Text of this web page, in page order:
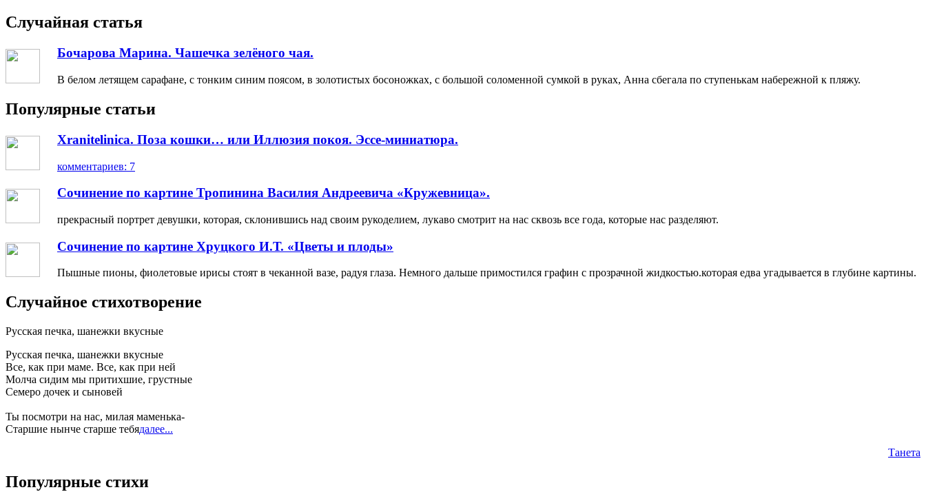
Случайная статья
Бочарова Марина. Чашечка зелёного чая.
В белом летящем сарафане, с тонким синим поясом, в золотистых босоножках, с большой соломенной сумкой в руках, Анна сбегала по ступенькам набережной к пляжу.
Популярные статьи
Xranitelinica. Поза кошки… или Иллюзия покоя. Эссе-миниатюра.
комментариев: 7
Сочинение по картине Тропинина Василия Андреевича «Кружевница».
прекрасный портрет девушки, которая, склонившись над своим рукоделием, лукаво смотрит на нас сквозь все года, которые нас разделяют.
Сочинение по картине Хруцкого И.Т. «Цветы и плоды»
Пышные пионы, фиолетовые ирисы стоят в чеканной вазе, радуя глаза. Немного дальше примостился графин с прозрачной жидкостью.которая едва угадывается в глубине картины.
Случайное стихотворение
Русская печка, шанежки вкусные
Русская печка, шанежки вкусные
Все, как при маме. Все, как при ней
Молча сидим мы притихшие, грустные
Семеро дочек и сыновей
Ты посмотри на нас, милая маменька-
Старшие нынче старше тебядалее...
Танета
Популярные стихи